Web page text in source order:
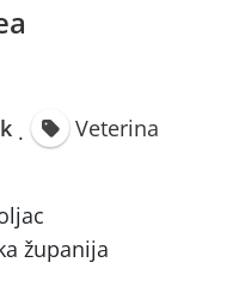
·
Veterina
županija